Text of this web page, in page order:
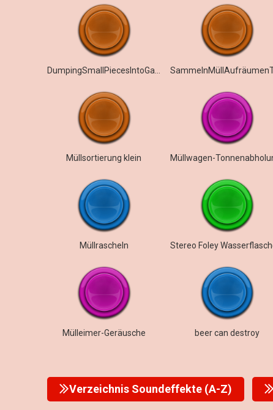
Müllsortierung klein
Müllrascheln
Mülleimer-Geräusche beer can destroy
Verzeichnis Soundeffekte (A-Z)